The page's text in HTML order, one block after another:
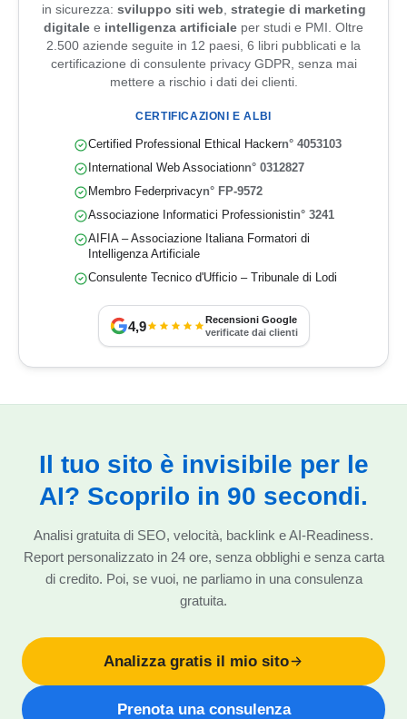
in sicurezza: sviluppo siti web, strategie di marketing
digitale e intelligenza artificiale per studi e PMI. Oltre
2.500 aziende seguite in 12 paesi, 6 libri pubblicati e la
certificazione di consulente privacy GDPR, senza mai
mettere a rischio i dati dei clienti.
CERTIFICAZIONI E ALBI
Certified Professional Ethical Hackern° 4053103
International Web Associationn° 0312827
Membro Federprivacyn° FP-9572
Associazione Informatici Professionistin° 3241
AIFIA – Associazione Italiana Formatori di
Intelligenza Artificiale
Consulente Tecnico d'Ufficio – Tribunale di Lodi
4,9
Recensioni Google
verificate dai clienti
Il tuo sito è invisibile per le
AI? Scoprilo in 90 secondi.
Analisi gratuita di SEO, velocità, backlink e AI-Readiness.
Report personalizzato in 24 ore, senza obblighi e senza carta
di credito. Poi, se vuoi, ne parliamo in una consulenza
gratuita.
Analizza gratis il mio sito
Prenota una consulenza